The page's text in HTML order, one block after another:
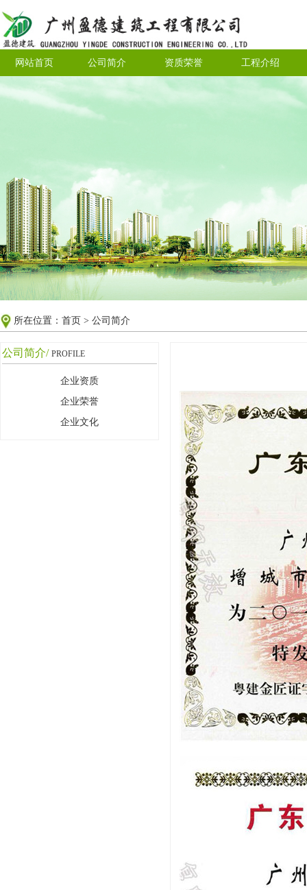
网站首页 公司简介 资质荣誉 工程介绍
所在位置： 首页 > 公司简介
公司简介/ PROFILE
企业资质
企业荣誉
企业文化